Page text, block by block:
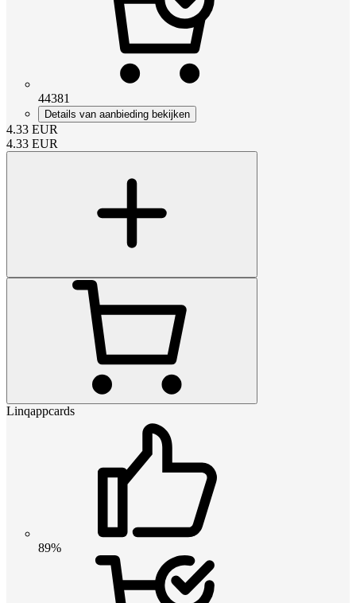
44381
Details van aanbieding bekijken
4.33 EUR
4.33 EUR
Linqappcards
89%